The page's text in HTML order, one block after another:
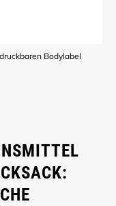
Bodylabel